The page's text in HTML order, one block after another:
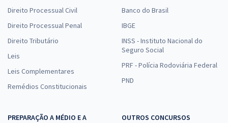
Direito Processual Civil
Direito Processual Penal
Direito Tributário
Leis
Leis Complementares
Remédios Constitucionais
Banco do Brasil
IBGE
INSS - Instituto Nacional do
Seguro Social
PRF - Polícia Rodoviária Federal
PND
PREPARAÇÃO A MÉDIO E A
OUTROS CONCURSOS